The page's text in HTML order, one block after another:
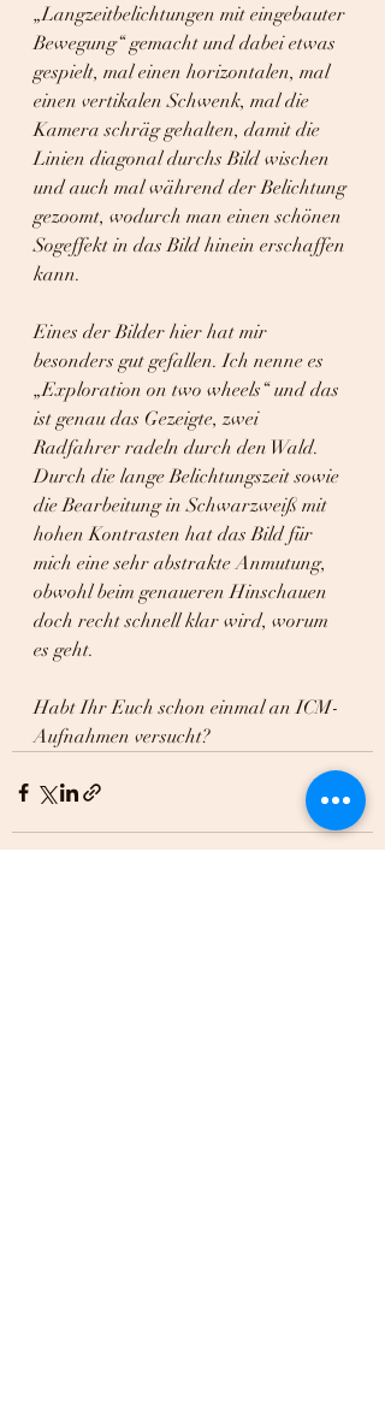
„Langzeitbelichtungen mit eingebauter
Bewegung“ gemacht und dabei etwas
gespielt, mal einen horizontalen, mal
einen vertikalen Schwenk, mal die
Kamera schräg gehalten, damit die
Linien diagonal durchs Bild wischen
und auch mal während der Belichtung
gezoomt, wodurch man einen schönen
Sogeffekt in das Bild hinein erschaffen
kann.
Eines der Bilder hier hat mir
besonders gut gefallen. Ich nenne es
„Exploration on two wheels“ und das
ist genau das Gezeigte, zwei
Radfahrer radeln durch den Wald.
Durch die lange Belichtungszeit sowie
die Bearbeitung in Schwarzweiß mit
hohen Kontrasten hat das Bild für
mich eine sehr abstrakte Anmutung,
obwohl beim genaueren Hinschauen
doch recht schnell klar wird, worum
es geht.
Habt Ihr Euch schon einmal an ICM-
Aufnahmen versucht?